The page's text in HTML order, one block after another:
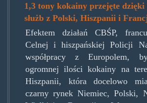
1,3 tony kokainy przejęte dzięki
służb z Polski, Hiszpanii i
Efektem działań CBŚP,
Celnej i hiszpańskiej Policji
współpracy z Europolem,
ogromnej ilości kokainy na
Hiszpanii, która docelowo
czarny rynek Niemiec, Polski,